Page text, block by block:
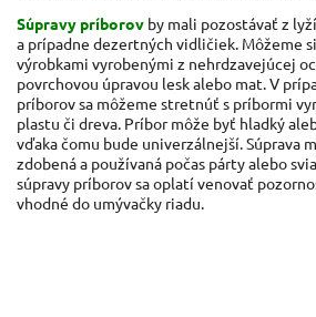
Súpravy príborov by mali pozostávať z
a prípadne dezertných vidličiek. Môžeme
výrobkami vyrobenými z nehrdzavejúcej
povrchovou úpravou lesk alebo mat.V
príborov sa môžeme stretnúť s príbormi
plastu či dreva. Príbor môže byť hladký
vďaka čomu bude univerzálnejší.Súprava
zdobená a používaná počas párty alebo
súpravy príborov sa oplatí venovať
vhodné do umývačky riadu.